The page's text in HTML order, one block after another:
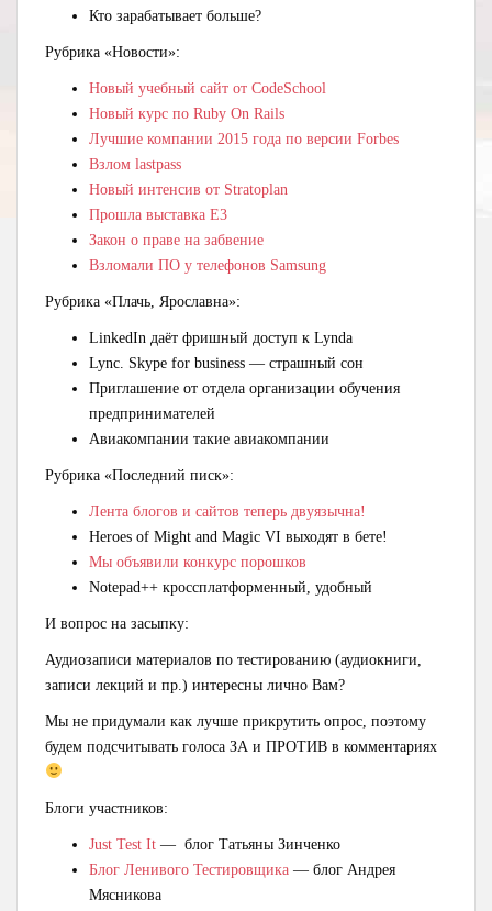
Кто зарабатывает больше?
Рубрика «Новости»:
Новый учебный сайт от CodeSchool
Новый курс по Ruby On Rails
Лучшие компании 2015 года по версии Forbes
Взлом lastpass
Новый интенсив от Stratoplan
Прошла выставка Е3
Закон о праве на забвение
Взломали ПО у телефонов Samsung
Рубрика «Плачь, Ярославна»:
LinkedIn даёт фришный доступ к Lynda
Lync. Skype for business — страшный сон
Приглашение от отдела организации обучения
предпринимателей
Авиакомпании такие авиакомпании
Рубрика «Последний писк»:
Лента блогов и сайтов теперь двуязычна!
Heroes of Might and Magic VI выходят в бете!
Мы объявили конкурс порошков
Notepad++ кроссплатформенный, удобный
И вопрос на засыпку:
Аудиозаписи материалов по тестированию (аудиокниги,
записи лекций и пр.) интересны лично Вам?
Мы не придумали как лучше прикрутить опрос, поэтому
будем подсчитывать голоса ЗА и ПРОТИВ в комментариях
Блоги участников:
Just Test It — блог Татьяны Зинченко
Блог Ленивого Тестировщика — блог Андрея
Мясникова